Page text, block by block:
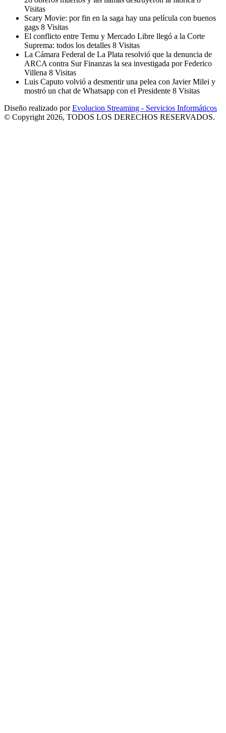
Visitas
Scary Movie: por fin en la saga hay una película con buenos
gags 8 Visitas
El conflicto entre Temu y Mercado Libre llegó a la Corte
Suprema: todos los detalles 8 Visitas
La Cámara Federal de La Plata resolvió que la denuncia de
ARCA contra Sur Finanzas la sea investigada por Federico
Villena 8 Visitas
Luis Caputo volvió a desmentir una pelea con Javier Milei y
mostró un chat de Whatsapp con el Presidente 8 Visitas
Diseño realizado porEvolucion Streaming - Servicios Informáticos
© Copyright 2026, TODOS LOS DERECHOS RESERVADOS.